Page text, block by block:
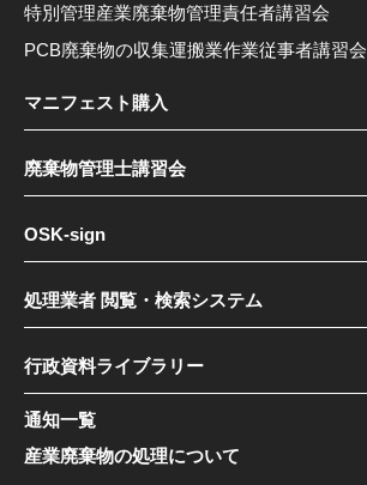
特別管理産業廃棄物管理責任者講習会
PCB廃棄物の収集運搬業作業従事者講習会
マニフェスト購入
廃棄物管理士講習会
OSK-sign
処理業者 閲覧・検索システム
行政資料ライブラリー
通知一覧
産業廃棄物の処理について